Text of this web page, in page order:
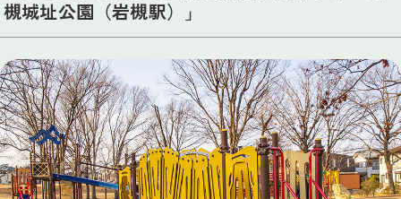
槻城址公園（岩槻駅）」